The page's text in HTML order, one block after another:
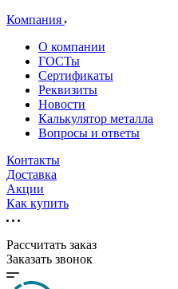
Компания
О компании
ГОСТы
Сертификаты
Реквизиты
Новости
Калькулятор металла
Вопросы и ответы
Контакты
Доставка
Акции
Как купить
Рассчитать заказ
Заказать звонок